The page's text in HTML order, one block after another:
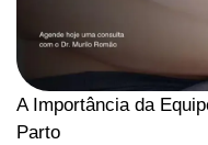
A Importância da
Parto